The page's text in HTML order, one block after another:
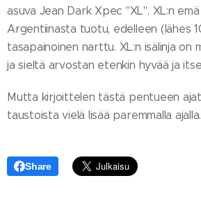
asuva Jean Dark Xpec "XL". XL:n
Argentiinasta tuotu, edelleen (lähes
tasapainoinen narttu. XL:n isälinja on
ja sieltä arvostan etenkin hyvää ja
Mutta kirjoittelen tästä pentueen
taustoista vielä lisää paremmalla ajalla.
Share